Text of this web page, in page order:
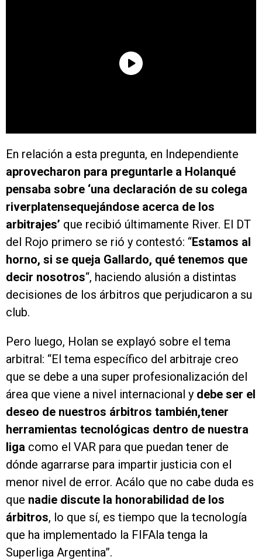
En relación a esta pregunta, en Independiente
aprovecharon para preguntarle a Holanqué
pensaba sobre ‘una declaración de su colega
riverplatensequejándose acerca de los
arbitrajes’ que recibió últimamente River. El DT
del Rojo primero se rió y contestó: “Estamos al
horno, si se queja Gallardo, qué tenemos que
decir nosotros“, haciendo alusión a distintas
decisiones de los árbitros que perjudicaron a su
club.
Pero luego, Holan se explayó sobre el tema
arbitral: “El tema específico del arbitraje creo
que se debe a una super profesionalización del
área que viene a nivel internacional y debe ser el
deseo de nuestros árbitros también,tener
herramientas tecnológicas dentro de nuestra
liga como el VAR para que puedan tener de
dónde agarrarse para impartir justicia con el
menor nivel de error. Acálo que no cabe duda es
que nadie discute la honorabilidad de los
árbitros, lo que sí, es tiempo que la tecnología
que ha implementado la FIFAla tenga la
Superliga Argentina”.